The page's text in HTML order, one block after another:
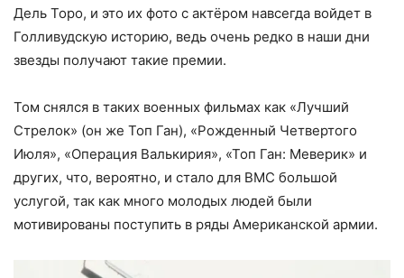
Дель Торо, и это их фото с актёром навсегда войдет в
Голливудскую историю, ведь очень редко в наши дни
звезды получают такие премии.
Том снялся в таких военных фильмах как «Лучший
Стрелок» (он же Топ Ган), «Рожденный Четвертого
Июля», «Операция Валькирия», «Топ Ган: Меверик» и
других, что, вероятно, и стало для ВМС большой
услугой, так как много молодых людей были
мотивированы поступить в ряды Американской армии.